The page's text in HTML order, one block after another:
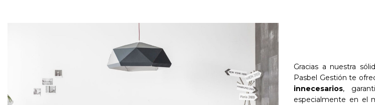
Gracias a nuestra
Pasbel Gestión te
innecesarios,
especialmente en el